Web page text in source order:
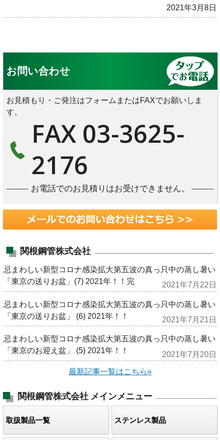
2021年3月8日
お問い合わせ
お見積もり・ご発注はフォームまたはFAXでお願いしま
す。
FAX 03-3625-
2176
お電話でのお見積りはお受けできません。
関根鋼管株式会社
忌まわしい新型コロナ感染拡大第五波の真っ只中の蒸し暑い
「東京の送りお盆」(7) 2021年！！完
2021年7月22日
忌まわしい新型コロナ感染拡大第五波の真っ只中の蒸し暑い
「東京の送りお盆」 (6) 2021年！！
2021年7月21日
忌まわしい新型コロナ感染拡大第五波の真っ只中の蒸し暑い
「東京のお迎え盆」 (5) 2021年！！
2021年7月20日
最新記事一覧はこちら»
関根鋼管株式会社 メインメニュー
取扱製品一覧 ステンレス製品